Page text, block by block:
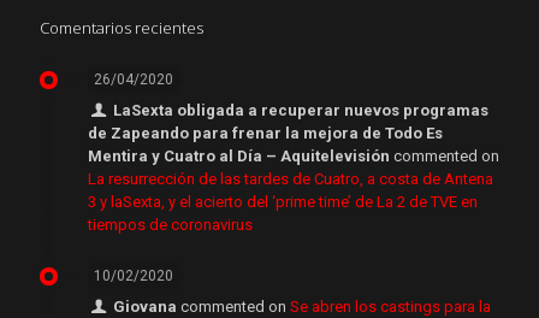
Comentarios recientes
26/04/2020
LaSexta obligada a recuperar nuevos programas
de Zapeando para frenar la mejora de Todo Es
Mentira y Cuatro al Día – Aquitelevisión commented on
La resurrección de las tardes de Cuatro, a costa de Antena
3 y laSexta, y el acierto del ‘prime time’ de La 2 de TVE en
tiempos de coronavirus
10/02/2020
Giovana commented onSe abren los castings para la